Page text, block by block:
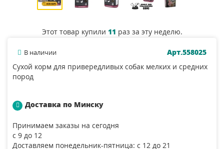
Этот товар купили 11 раз за эту неделю.
В наличии
Арт.558025
Сухой корм для привередливых собак мелких и средних
пород
Доставка по Минску
Принимаем заказы на сегодня
с 9 до 12
Доставляем понедельник-пятница: с 12 до 21